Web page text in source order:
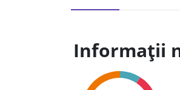
Informații